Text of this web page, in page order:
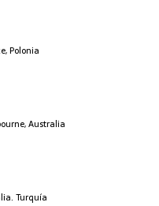
Polonia
Australia
Turquía